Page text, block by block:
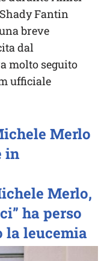
Fantin
breve
dal
molto seguito
ufficiale
Merlo
in
Merlo,
ha perso
la leucemia